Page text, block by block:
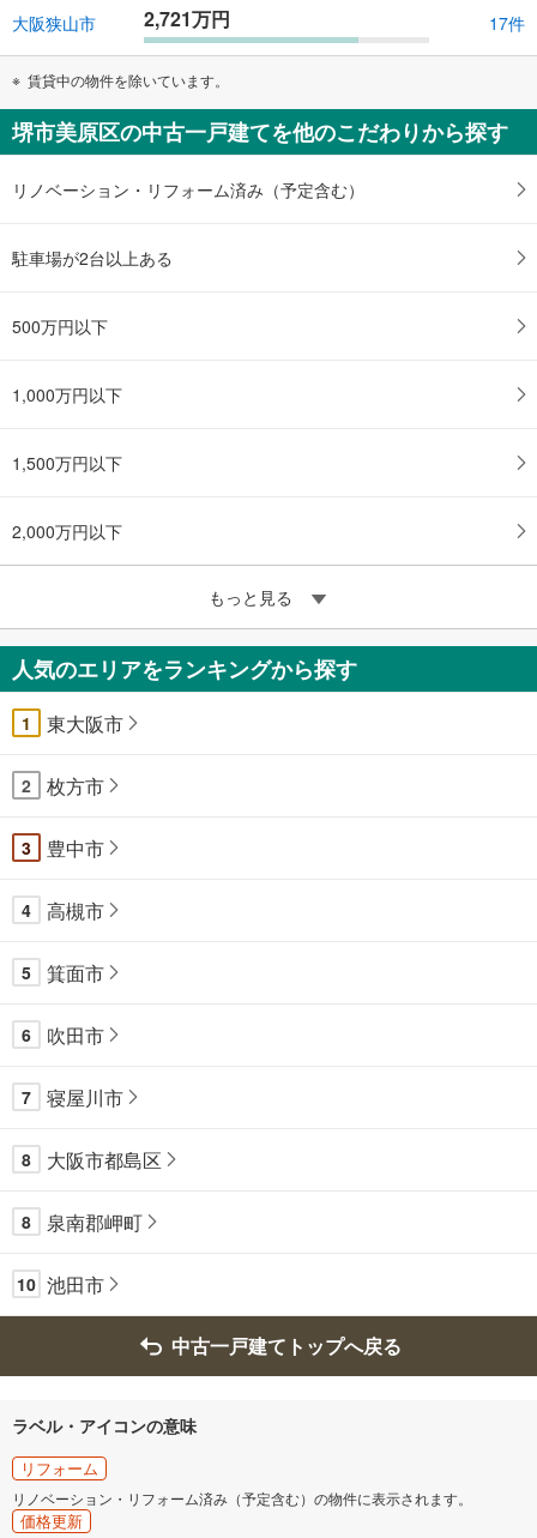
大阪狭山市 2,721万円 17件
賃貸中の物件を除いています。
堺市美原区の中古一戸建てを他のこだわりから探す
リノベーション・リフォーム済み（予定含む）
駐車場が2台以上ある
500万円以下
1,000万円以下
1,500万円以下
2,000万円以下
もっと見る
人気のエリアをランキングから探す
1 東大阪市
2 枚方市
3 豊中市
4 高槻市
5 箕面市
6 吹田市
7 寝屋川市
8 大阪市都島区
8 泉南郡岬町
10 池田市
中古一戸建てトップへ戻る
ラベル・アイコンの意味
リフォーム
リノベーション・リフォーム済み（予定含む）の物件に表示されます。
価格更新